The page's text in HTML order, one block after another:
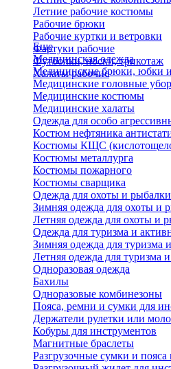
Летние рабочие костюмы
Рабочие брюки
Рабочие куртки и ветровки
Фартуки рабочие
Футболки, носки, трикотаж
Халаты рабочие
Еще
Медицинская одежда
Медицинские брюки, юбки
Медицинские головные
Медицинские костюмы
Медицинские халаты
Одежда для особо
Костюм нефтяника
Костюмы КЩС
Костюмы металлурга
Костюмы пожарного
Костюмы сварщика
Одежда для охоты и рыбалки
Зимняя одежда для охоты и
Летняя одежда для охоты и
Одежда для туризма и
Зимняя одежда для туризма
Летняя одежда для туризма
Одноразовая одежда
Бахилы
Одноразовые комбинезоны
Пояса, ремни и сумки для
Держатели рулетки или
Кобуры для инструментов
Магнитные браслеты
Разгрузочные сумки и